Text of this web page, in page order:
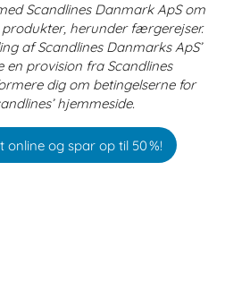
Scandlines Danmark ApS om
herunder færgerejser.
af Scandlines Danmarks ApS’
provision fra Scandlines
dig om betingelserne for
hjemmeside.
og spar op til 50 %!